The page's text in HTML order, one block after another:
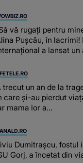
vă rugați pentru
Pușcău, în lacrimi!
a lansat un
trecut un an de la
care și-au pierdut
mama lor a…
Dumitrașcu, fostul
Gorj, a încetat din